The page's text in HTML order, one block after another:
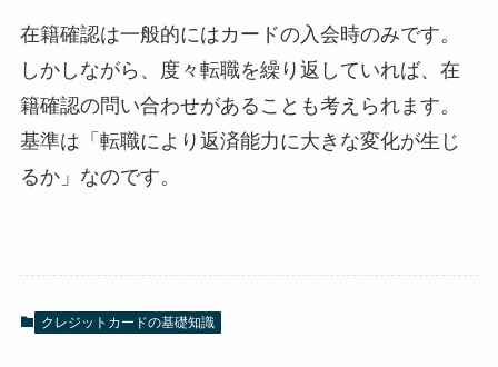
在籍確認は一般的にはカードの入会時のみです。
しかしながら、度々転職を繰り返していれば、在
籍確認の問い合わせがあることも考えられます。
基準は「転職により返済能力に大きな変化が生じ
るか」なのです。
クレジットカードの基礎知識